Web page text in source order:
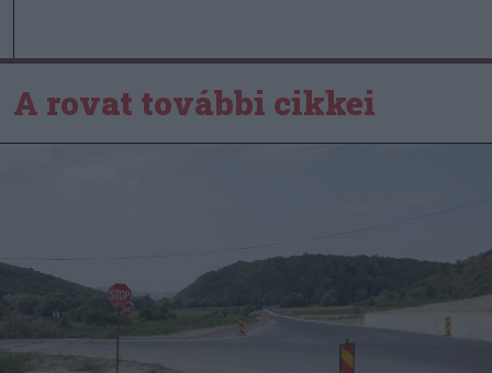
A rovat további cikkei